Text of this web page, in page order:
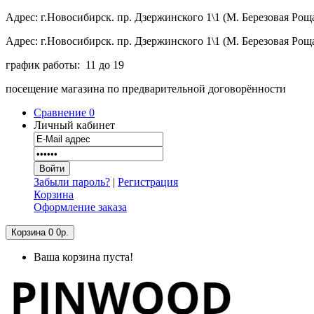
Адрес: г.Новосибирск. пр. Дзержинского 1\1 (М. Березовая
Адрес: г.Новосибирск. пр. Дзержинского 1\1 (М. Березовая
график работы: 11 до 19
посещение магазина по предварительной договорённости
Сравнение 0
Личный кабинет
Забыли пароль? | Регистрация
Корзина
Оформление заказа
Корзина 0 0р.
Ваша корзина пуста!